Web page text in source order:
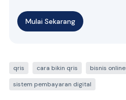
Mulai Sekarang
qris cara bikin qris
bisnis online
sistem pembayaran digital